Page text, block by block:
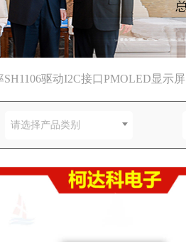
SH1106驱动I2C接口PMOLED显示屏
请选择产品类别